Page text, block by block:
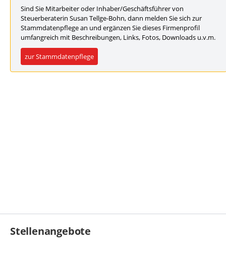
Sind Sie Mitarbeiter oder Inhaber/Geschäftsführer von
Steuerberaterin Susan Tellge-Bohn, dann melden Sie sich zur
Stammdatenpflege an und ergänzen Sie dieses Firmenprofil
umfangreich mit Beschreibungen, Links, Fotos, Downloads u.v.m.
zur Stammdatenpflege
Stellenangebote